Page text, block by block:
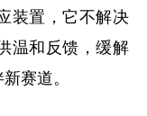
装置，它不解决
温和反馈，缓解
赛道。